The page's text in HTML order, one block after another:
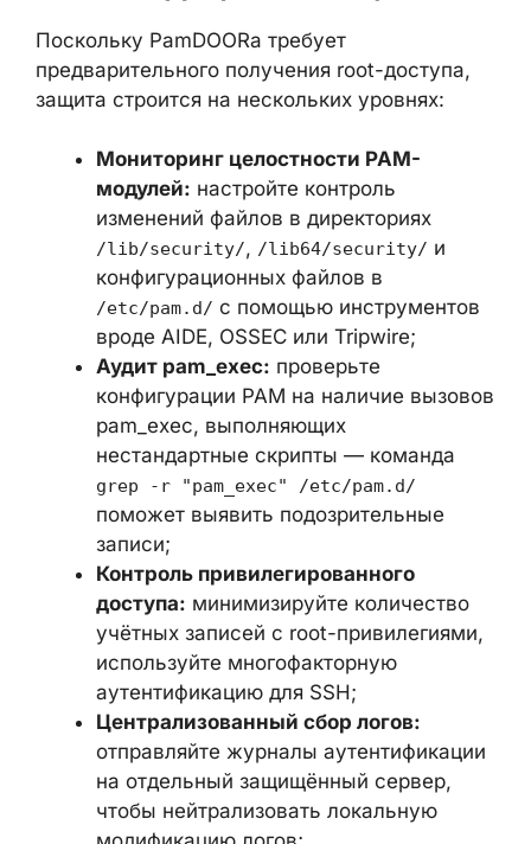
затрудняет обнаружение компрометации
стандартными средствами анализа логов.
РЕКОМЕНДАЦИИ ПО ЗАЩИТЕ
Поскольку PamDOORa требует
предварительного получения root-доступа,
защита строится на нескольких уровнях:
Мониторинг целостности PAM-
модулей:
настройте контроль
изменений файлов в директориях
/lib/security/,/lib64/security/
конфигурационных файлов в
/etc/pam.d/с помощью
инструментов вроде AIDE, OSSEC или
Аудит pam_exec:
проверьте
конфигурации PAM на наличие
вызовов pam_exec, выполняющих
нестандартные скрипты — команда
grep -r "pam_exec" /etc/pam.d/
поможет выявить подозрительные
записи;
Контроль привилегированного
доступа:минимизируйте количество
учётных записей с root-
привилегиями, используйте
многофакторную аутентификацию